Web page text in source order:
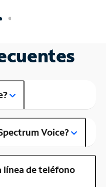
Voice?
línea de teléfono